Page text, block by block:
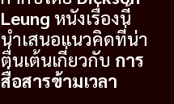
Leung หนังเรื่องนี้
นำเสนอแนวคิดที่น่า
ตื่นเต้นเกี่ยวกับ การ
สื่อสารข้ามเวลา